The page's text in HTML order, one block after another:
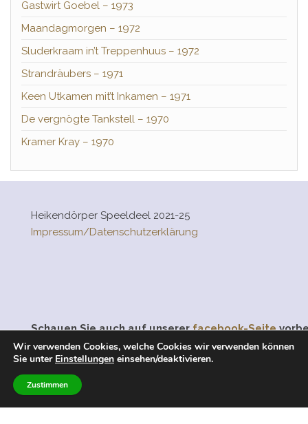
Gastwirt Goebel – 1973
Maandagmorgen – 1972
Sluderkraam in’t Treppenhuus – 1972
Strandräubers – 1971
Keen Utkamen mit’t Inkamen – 1971
De vergnögte Tankstell – 1970
Kramer Kray – 1970
Heikendörper Speeldeel 2021-25
Impressum/Datenschutzerklärung
Schauen Sie auch auf unsererfacebook-Seite
treten Sie unserer Gruppe “Freunde der
Speeldeel” bei.
Wir verwenden Cookies, welche Cookies wir verwenden können
Sie unter Einstellungen einsehen/deaktivieren.
Zustimmen